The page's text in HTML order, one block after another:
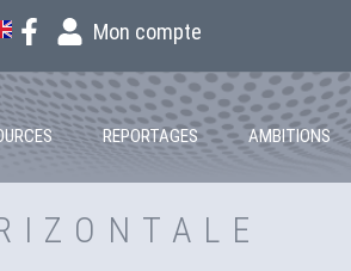
Mon compte
REPORTAGES AMBITIONS